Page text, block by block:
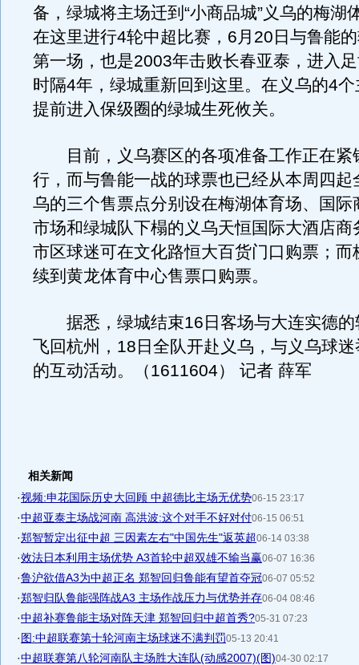
备，绿城将主场迁到“小商品城”义乌的梅湖
在这里进行4轮中超比赛，6月20日与鲁能
第一场，也是2003年击败长春亚泰，进入
时隔4年，绿城重新回到这里。在义乌的4
提前进入保级圈的绿城生死攸关。
目前，义乌赛区的各项准备工作正在紧
行，而与鲁能一战的球票也已经从本周四起
乌的三个售票点分别设在梅湖体育场、国际
市场和绿城队下榻的义乌天恒国际大酒店商
市区球迷可在文化路恒大百货门口购票；而
续到黄龙体育中心售票口购票。
据悉，绿城结束16日客场与大连实德的
飞回杭州，18日全队开赴义乌，与义乌球
的互动活动。（1611604） 记者 薛军
相关新闻
·视频:申花国际历史大回顾 中超德比主场无优势06-15 23:17
·中超亚泰主场战河南 高洪波:这个对手不好对付06-15 06:51
·郑智暂定出征中超 三因素左右"中国先生"返英超06-14 03:38
·效法日本利用主场优势 A3首轮中超双雄不输当赢06-07 16:36
·鲁沪欲借A3为中超正名 郑智回归鲁能有望首夺冠06-07 05:52
·郑智归队鲁能强阵战A3 主场作战压力与优势并存06-04 08:46
·中超补赛鲁能主场对阵天津 郑智回归中超首秀?05-31 07:23
·图:中超联赛第十轮河南主场球迷不满判罚05-13 20:41
·中超联赛第八轮河南队主场胜大连队(动感2007)(图)04-30 02:17